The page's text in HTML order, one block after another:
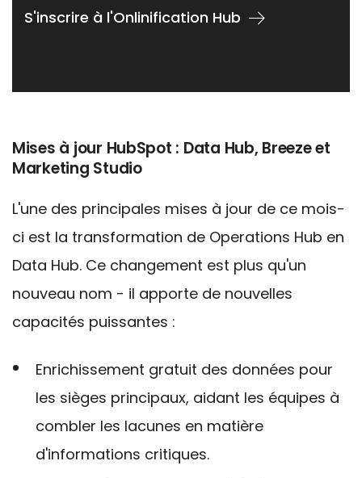
S'inscrire à l'Onlinification Hub
Mises à jour HubSpot : Data Hub, Breeze et
Marketing Studio
L'une des principales mises à jour de ce mois-
ci est la transformation de Operations Hub en
Data Hub. Ce changement est plus qu'un
nouveau nom - il apporte de nouvelles
capacités puissantes :
Enrichissement gratuit des données pour
les sièges principaux, aidant les équipes à
combler les lacunes en matière
d'informations critiques.